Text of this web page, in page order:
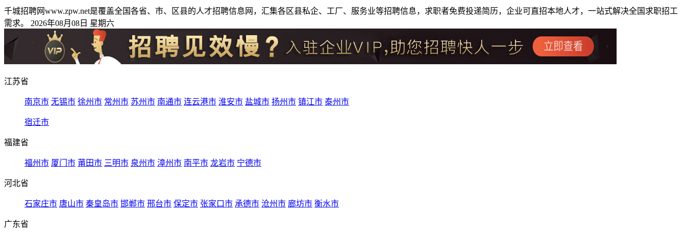
千城招聘网www.zpw.net是覆盖全国各省、市、区县的人才招聘信息网，汇集各区县私企、工厂、服务业等招聘信息，求职者免费投递简历，企业可直招本地人才，一站式解决全国求职招工
需求。 2026年08月08日 星期六
江苏省
南京市 无锡市 徐州市 常州市 苏州市 南通市 连云港市 淮安市 盐城市 扬州市 镇江市 泰州市
宿迁市
福建省
福州市 厦门市 莆田市 三明市 泉州市 漳州市 南平市 龙岩市 宁德市
河北省
石家庄市 唐山市 秦皇岛市 邯郸市 邢台市 保定市 张家口市 承德市 沧州市 廊坊市 衡水市
广东省